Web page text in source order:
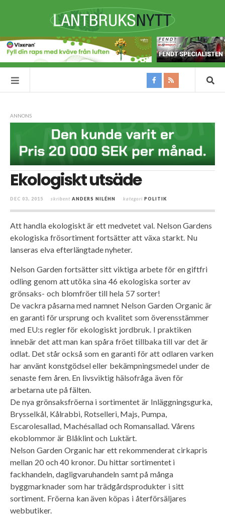
ANNONS
Ekologiskt utsäde
DEC 03, 2015 skribent ANDERS NILÉHN kategori POLITIK
Att handla ekologiskt är ett medvetet val. Nelson Gardens
ekologiska frösortiment fortsätter att växa starkt. Nu
lanseras elva efterlängtade nyheter.
Nelson Garden fortsätter sitt viktiga arbete för en giftfri
odling genom att utöka sina 46 ekologiska sorter av
grönsaks- och blomfröer till hela 57 sorter!
De vackra påsarna med namnet Nelson Garden Organic är
en garanti för ursprung och kvalitet som överensstämmer
med EU:s regler för ekologiskt jordbruk. I praktiken
innebär det att man kan spåra fröet tillbaka till var det är
odlat. Det står också som en garanti för att odlaren varken
har använt konstgödsel eller bekämpningsmedel under de
senaste fem åren. En livsviktig hälsofråga även för
arbetarna ute på fälten.
De nya grönsaksfröerna i sortimentet är Inläggningsgurka,
Brysselkål, Kålrabbi, Rotselleri, Majs, Pumpa,
Escarolesallad, Machésallad och Romansallad. Vårens
ekoblommor är Blåklint och Luktärt.
Nelson Garden Organic har ett rekommenderat cirkapris
mellan 20 och 40 kronor. Du hittar sortimentet i
fackhandeln, dagligvaruhandeln samt på många
byggmarknader som har trädgårdsprodukter i sitt
sortiment. Fröerna kan även köpas i återförsäljares
webbutiker.